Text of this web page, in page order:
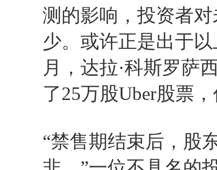
测的影响，投资者
少。或许正是出于
月，达拉·科斯罗萨
了25万股Uber股票
“禁售期结束后，股